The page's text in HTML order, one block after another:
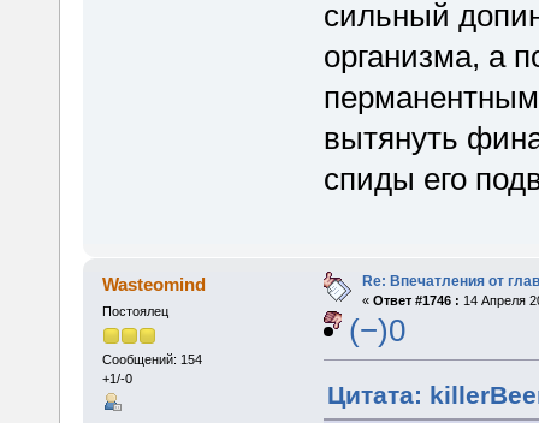
сильный
организма, а
вытянуть
спиды его
Wasteomind
Постоялец
Сообщений: 154
+1/-0
Re: Впечатления от
« Ответ #1746 : 14 Апреля
(−)0
Цитата: